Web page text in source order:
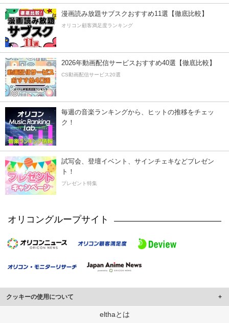
漫画読み放題サブスクおすすめ11選【徹底比較】
オリコン顧客満足度ランキング
2026年動画配信サービスおすすめ40選【徹底比較】
CS動画配信サービス20選
毎週の音楽ランキングから、ヒットの推移をチェッ
ク！
試写会、登壇イベント、サインチェキなどプレゼン
ト！
プレゼント特集
オリコングループサイト
クッキーの使用について
このサイトでは Cookie を使用して、ユーザーに合わせたコンテンツや広告の
elthaとは